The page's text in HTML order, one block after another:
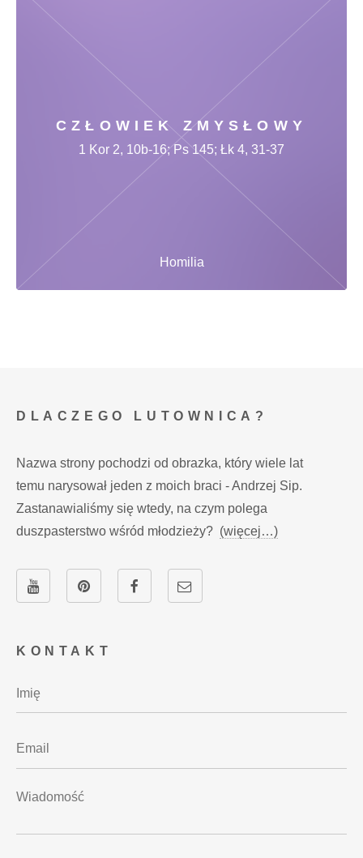
CZŁOWIEK ZMYSŁOWY
Homilia
1 Kor 2, 10b-16; Ps 145; Łk 4, 31-37
KONTAKT
DLACZEGO LUTOWNICA?
Nazwa strony pochodzi od obrazka, który wiele lat
temu narysował jeden z moich braci - Andrzej Sip.
Zastanawialiśmy się wtedy, na czym polega
duszpasterstwo wśród młodzieży? (więcej…)